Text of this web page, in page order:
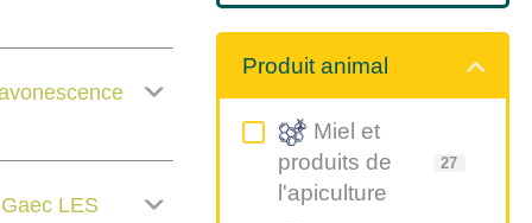
Produit animal
Miel et
produits de
l'apiculture
27
Gaec LES